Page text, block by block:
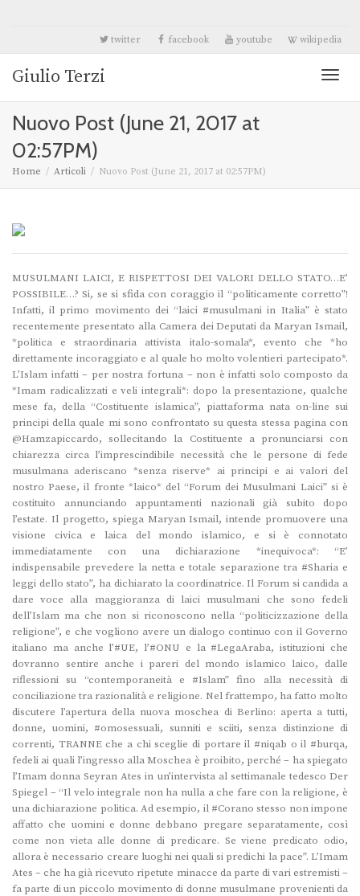
twitter facebook youtube wikipedia
Giulio Terzi
Nuovo Post (June 21, 2017 at
02:57PM)
Home Articoli Nuovo Post (June 21, 2017 at 02:57PM)
MUSULMANI LAICI, E RISPETTOSI DEI VALORI DELLO STATO…E’
POSSIBILE…? Si, se si sfida con coraggio il “politicamente corretto”!
Infatti, il primo movimento dei “laici #musulmani in Italia” è stato
recentemente presentato alla Camera dei Deputati da Maryan Ismail,
*politica e straordinaria attivista italo-somala*, evento che *ho
direttamente incoraggiato e al quale ho molto volentieri partecipato*.
L’Islam infatti – per nostra fortuna – non è infatti solo composto da
*Imam radicalizzati e veli integrali*: dopo la presentazione, qualche
mese fa, della “Costituente islamica”, piattaforma nata on-line sui
principi della quale mi sono confrontato su questa stessa pagina con
@Hamzapiccardo, sollecitando la Costituente a pronunciarsi con
chiarezza circa l’imprescindibile necessità che le persone di fede
musulmana aderiscano *senza riserve* ai principi e ai valori del
nostro Paese, il fronte *laico* del “Forum dei Musulmani Laici” si è
costituito annunciando appuntamenti nazionali già subito dopo
l’estate. Il progetto, spiega Maryan Ismail, intende promuovere una
visione civica e laica del mondo islamico, e si è connotato
immediatamente con una dichiarazione *inequivoca*: “E’
indispensabile prevedere la netta e totale separazione tra #Sharia e
leggi dello stato”, ha dichiarato la coordinatrice. Il Forum si candida a
dare voce alla maggioranza di laici musulmani che sono fedeli
dell’Islam ma che non si riconoscono nella “politicizzazione della
religione”, e che vogliono avere un dialogo continuo con il Governo
italiano ma anche l’#UE, l’#ONU e la #LegaAraba, istituzioni che
dovranno sentire anche i pareri del mondo islamico laico, dalle
riflessioni su “contemporaneità e #Islam” fino alla necessità di
conciliazione tra razionalità e religione. Nel frattempo, ha fatto molto
discutere l’apertura della nuova moschea di Berlino: aperta a tutti,
donne, uomini, #omosessuali, sunniti e sciiti, senza distinzione di
correnti, TRANNE che a chi sceglie di portare il #niqab o il #burqa,
fedeli ai quali l’ingresso alla Moschea è proibito, perché – ha spiegato
l’Imam donna Seyran Ates in un’intervista al settimanale tedesco Der
Spiegel – “Il velo integrale non ha nulla a che fare con la religione, è
una dichiarazione politica. Ad esempio, il #Corano stesso non impone
affatto che uomini e donne debbano pregare separatamente, così
come non vieta alle donne di predicare. Se viene predicato odio,
allora è necessario creare luoghi nei quali si predichi la pace”. L’Imam
Ates – che ha già ricevuto ripetute minacce da parte di vari estremisti –
fa parte di un piccolo movimento di donne musulmane provenienti da